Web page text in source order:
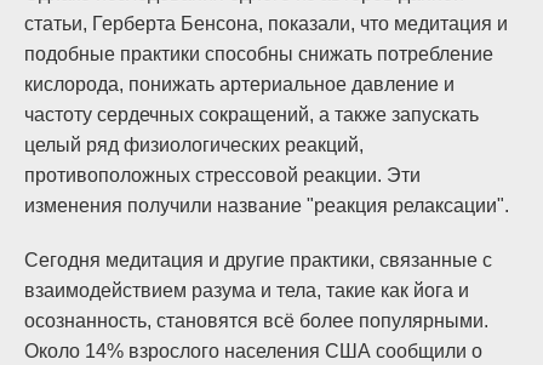
статьи, Герберта Бенсона, показали, что медитация и
подобные практики способны снижать потребление
кислорода, понижать артериальное давление и
частоту сердечных сокращений, а также запускать
целый ряд физиологических реакций,
противоположных стрессовой реакции. Эти
изменения получили название "реакция релаксации".
Сегодня медитация и другие практики, связанные с
взаимодействием разума и тела, такие как йога и
осознанность, становятся всё более популярными.
Около 14% взрослого населения США сообщили о